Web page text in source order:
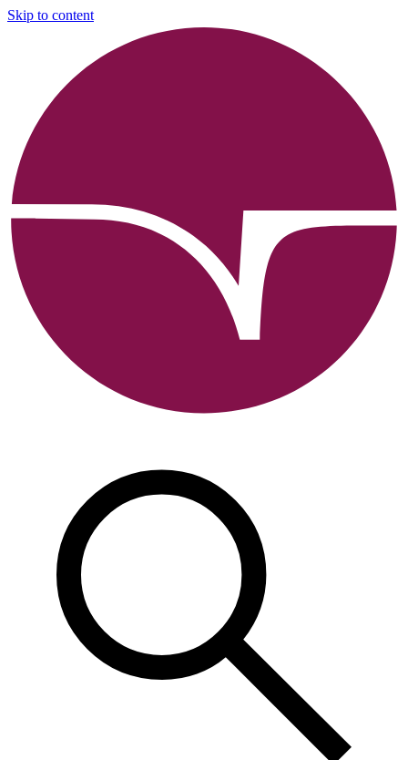
Skip to content